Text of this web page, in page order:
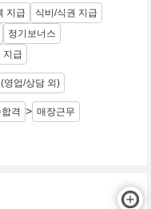
지급
식비/식권 지급
정기보너스
지급
영업/상담 외)
격 > 매장근무